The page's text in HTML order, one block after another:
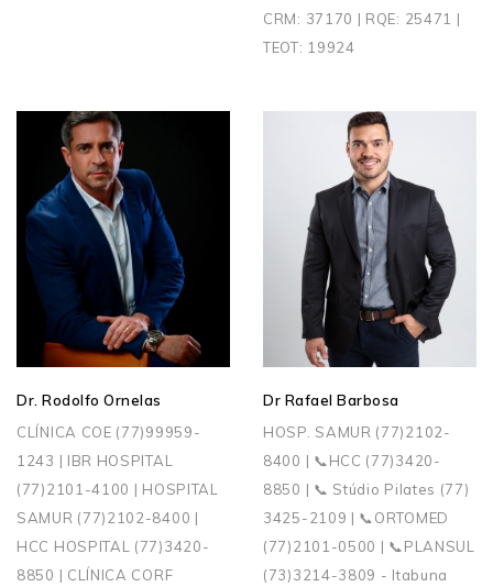
CRM: 37170 | RQE: 25471 |
TEOT: 19924
Dr. Rodolfo Ornelas
CLÍNICA COE (77)99959-
1243 | IBR HOSPITAL
(77)2101-4100 | HOSPITAL
SAMUR (77)2102-8400 |
HCC HOSPITAL (77)3420-
8850 | CLÍNICA CORF
Dr Rafael Barbosa
HOSP. SAMUR (77)2102-
8400 | 📞HCC (77)3420-
8850 | 📞 Stúdio Pilates (77)
3425-2109 | 📞ORTOMED
(77)2101-0500 | 📞PLANSUL
(73)3214-3809 - Itabuna